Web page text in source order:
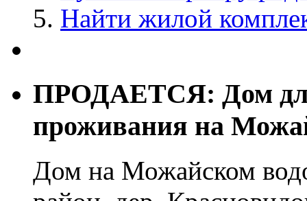
Найти жилой
ПРОДАЕТСЯ: Дом для
проживания на
Дом на Можайском